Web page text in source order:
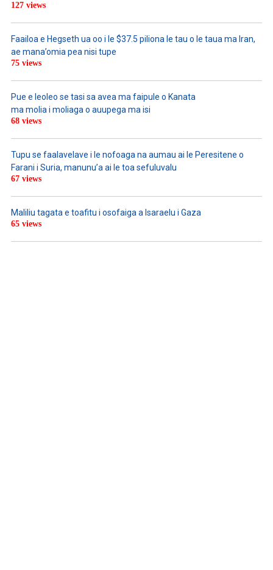
127 views
Faailoa e Hegseth ua oo i le $37.5 piliona le tau o le taua ma Iran,
ae mana’omia pea nisi tupe
75 views
Pue e leoleo se tasi sa avea ma faipule o Kanata
ma molia i moliaga o auupega ma isi
68 views
Tupu se faalavelave i le nofoaga na aumau ai le Peresitene o
Farani i Suria, manunu’a ai le toa sefuluvalu
67 views
Maliliu tagata e toafitu i osofaiga a Isaraelu i Gaza
65 views